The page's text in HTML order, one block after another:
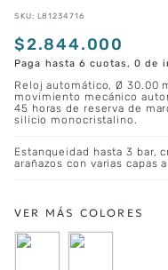
SKU: L81234716
$2.844.000
Paga hasta 6 cuotas, 0 de
Reloj automático, Ø 30.00
movimiento mecánico
45 horas de reserva de
silicio monocristalino.
Estanqueidad hasta 3 bar,
arañazos con varias capas